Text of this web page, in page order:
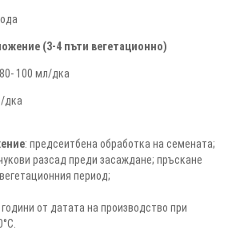
(3-4 пъти вегетационно)
100 мл/дка
дка
: предсеитбена обработка на семената;
разсад преди засаждане; пръскане
период;
години от датата на производство при